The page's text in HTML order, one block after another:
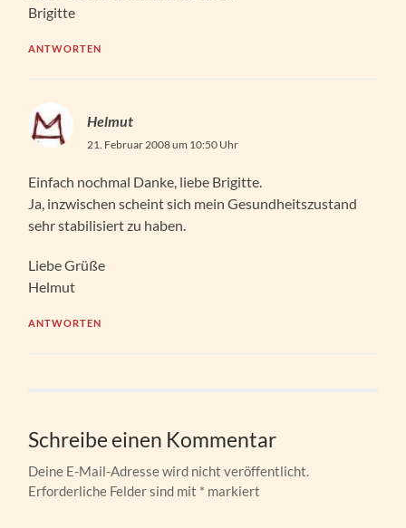
Brigitte
ANTWORTEN
Helmut
21. Februar 2008 um 10:50 Uhr
Einfach nochmal Danke, liebe Brigitte.
Ja, inzwischen scheint sich mein Gesundheitszustand
sehr stabilisiert zu haben.
Liebe Grüße
Helmut
ANTWORTEN
Schreibe einen Kommentar
Deine E-Mail-Adresse wird nicht veröffentlicht.
Erforderliche Felder sind mit * markiert